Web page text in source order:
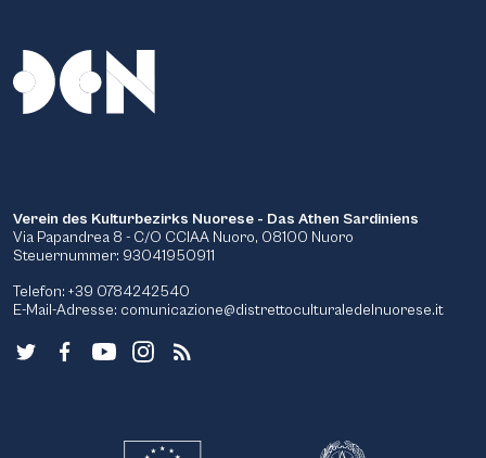
Verein des Kulturbezirks Nuorese - Das Athen Sardiniens
Via Papandrea 8 - C/O CCIAA Nuoro, 08100 Nuoro
Steuernummer: 93041950911
Telefon: +39 0784242540
E-Mail-Adresse: comunicazione@distrettoculturaledelnuorese.it